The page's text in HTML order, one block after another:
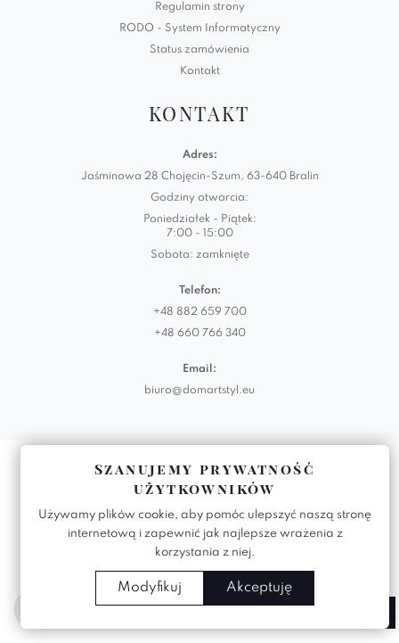
Regulamin strony
RODO - System Informatyczny
Status zamówienia
Kontakt
KONTAKT
Adres:
Jaśminowa 28 Chojęcin-Szum, 63-640 Bralin
Godziny otwarcia:
Poniedziałek - Piątek:
7:00 - 15:00
Sobota: zamknięte
Telefon:
+48 882 659 700
+48 660 766 340
Email:
biuro@domartstyl.eu
Szanujemy prywatność
użytkowników
Używamy plików cookie, aby pomóc ulepszyć naszą stronę
internetową i zapewnić jak najlepsze wrażenia z
korzystania z niej.
Modyfikuj Akceptuję